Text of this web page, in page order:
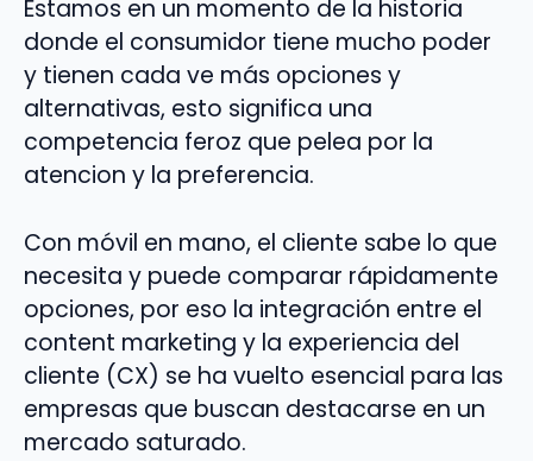
Estamos en un momento de la historia
donde el consumidor tiene mucho poder
y tienen cada ve más opciones y
alternativas, esto significa una
competencia feroz que pelea por la
atencion y la preferencia.
Con móvil en mano, el cliente sabe lo que
necesita y puede comparar rápidamente
opciones, por eso la integración entre el
content marketing y la experiencia del
cliente (CX) se ha vuelto esencial para las
empresas que buscan destacarse en un
mercado saturado.